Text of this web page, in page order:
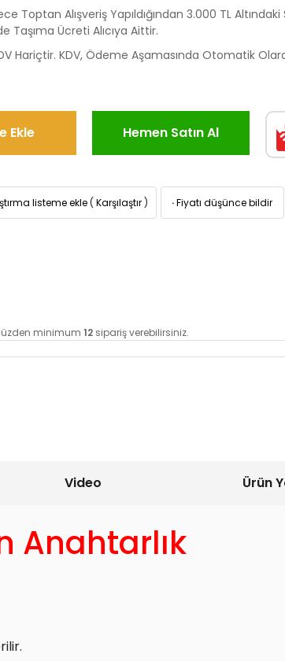
Toptan Alışveriş Yapıldığından 3.000 TL
Taşıma Ücreti Alıcıya Aittir.
Hariçtir. KDV, Ödeme Aşamasında Otomatik
Ekle Hemen Satın Al
listeme ekle ( Karşılaştır ) ·Fiyatı düşünce bildir
minimum 12 sipariş verebilirsiniz.
Video Ürün
Anahtarlık